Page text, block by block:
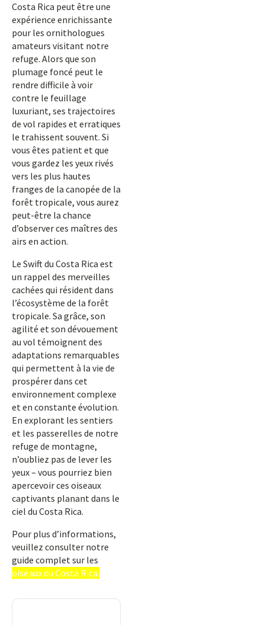
Costa Rica peut être une
expérience enrichissante
pour les ornithologues
amateurs visitant notre
refuge. Alors que son
plumage foncé peut le
rendre difficile à voir
contre le feuillage
luxuriant, ses trajectoires
de vol rapides et erratiques
le trahissent souvent. Si
vous êtes patient et que
vous gardez les yeux rivés
vers les plus hautes
franges de la canopée de la
forêt tropicale, vous aurez
peut-être la chance
d’observer ces maîtres des
airs en action.
Le Swift du Costa Rica est
un rappel des merveilles
cachées qui résident dans
l’écosystème de la forêt
tropicale. Sa grâce, son
agilité et son dévouement
au vol témoignent des
adaptations remarquables
qui permettent à la vie de
prospérer dans cet
environnement complexe
et en constante évolution.
En explorant les sentiers
et les passerelles de notre
refuge de montagne,
n’oubliez pas de lever les
yeux – vous pourriez bien
apercevoir ces oiseaux
captivants planant dans le
ciel du Costa Rica.
Pour plus d’informations,
veuillez consulter notre
guide complet sur les
oiseaux du Costa Rica.